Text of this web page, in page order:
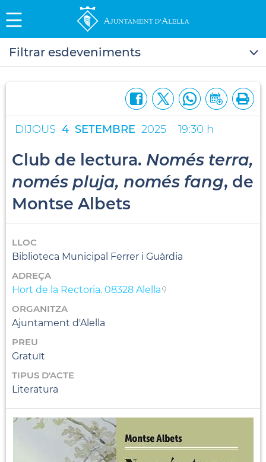
Filtrar esdeveniments
DIJOUS 4 SETEMBRE 2025 19:30 h
Club de lectura. Només terra,
només pluja, només fang, de
Montse Albets
LLOC
Biblioteca Municipal Ferrer i Guàrdia
ADREÇA
Hort de la Rectoria. 08328 Alella
ORGANITZA
Ajuntament d'Alella
PREU
Gratuït
TIPUS D'ACTE
Literatura